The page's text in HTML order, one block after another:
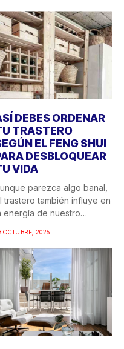
DEBES ORDENAR
TRASTERO
EL FENG SHUI
DESBLOQUEAR
VIDA
parezca algo banal,
trastero también influye en
energía de nuestro
OCTUBRE, 2025